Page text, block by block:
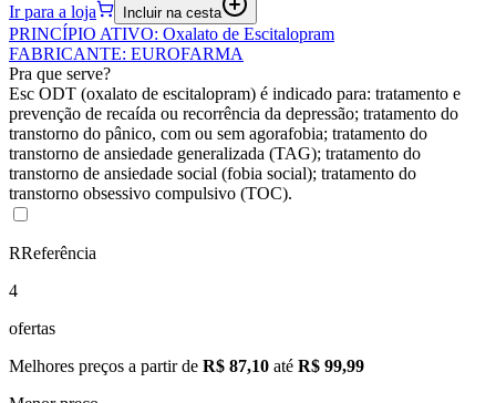
Ir para a loja Incluir na cesta
PRINCÍPIO ATIVO: Oxalato de Escitalopram
FABRICANTE: EUROFARMA
Pra que serve?
Esc ODT (oxalato de escitalopram) é indicado para: tratamento e
prevenção de recaída ou recorrência da depressão; tratamento do
transtorno do pânico, com ou sem agorafobia; tratamento do
transtorno de ansiedade generalizada (TAG); tratamento do
transtorno de ansiedade social (fobia social); tratamento do
transtorno obsessivo compulsivo (TOC).
RReferência
4
ofertas
Melhores preços a partir de R$ 87,10 até R$ 99,99